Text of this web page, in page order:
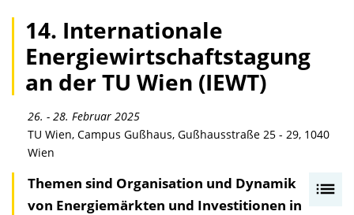
14. Internationale
Energiewirtschaftstagung
an der TU Wien (IEWT)
26. - 28. Februar 2025
TU Wien, Campus Gußhaus, Gußhausstraße 25 - 29, 1040
Wien
Themen sind Organisation und Dynamik
von Energiemärkten und Investitionen in